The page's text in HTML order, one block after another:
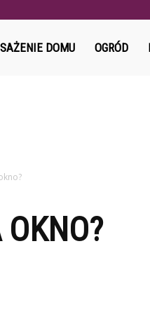
DOMU OGRÓD